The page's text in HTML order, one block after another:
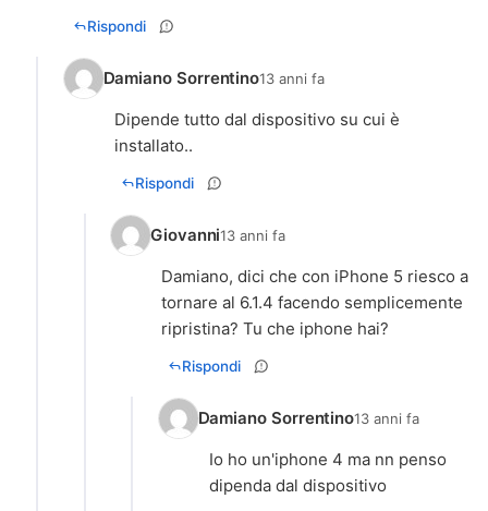
Rispondi
Damiano Sorrentino13 anni fa
Dipende tutto dal dispositivo su cui è
installato..
Rispondi
Giovanni13 anni fa
Damiano, dici che con iPhone 5 riesco a
tornare al 6.1.4 facendo semplicemente
ripristina? Tu che iphone hai?
Rispondi
Damiano Sorrentino13 anni fa
Io ho un'iphone 4 ma nn penso
dipenda dal dispositivo